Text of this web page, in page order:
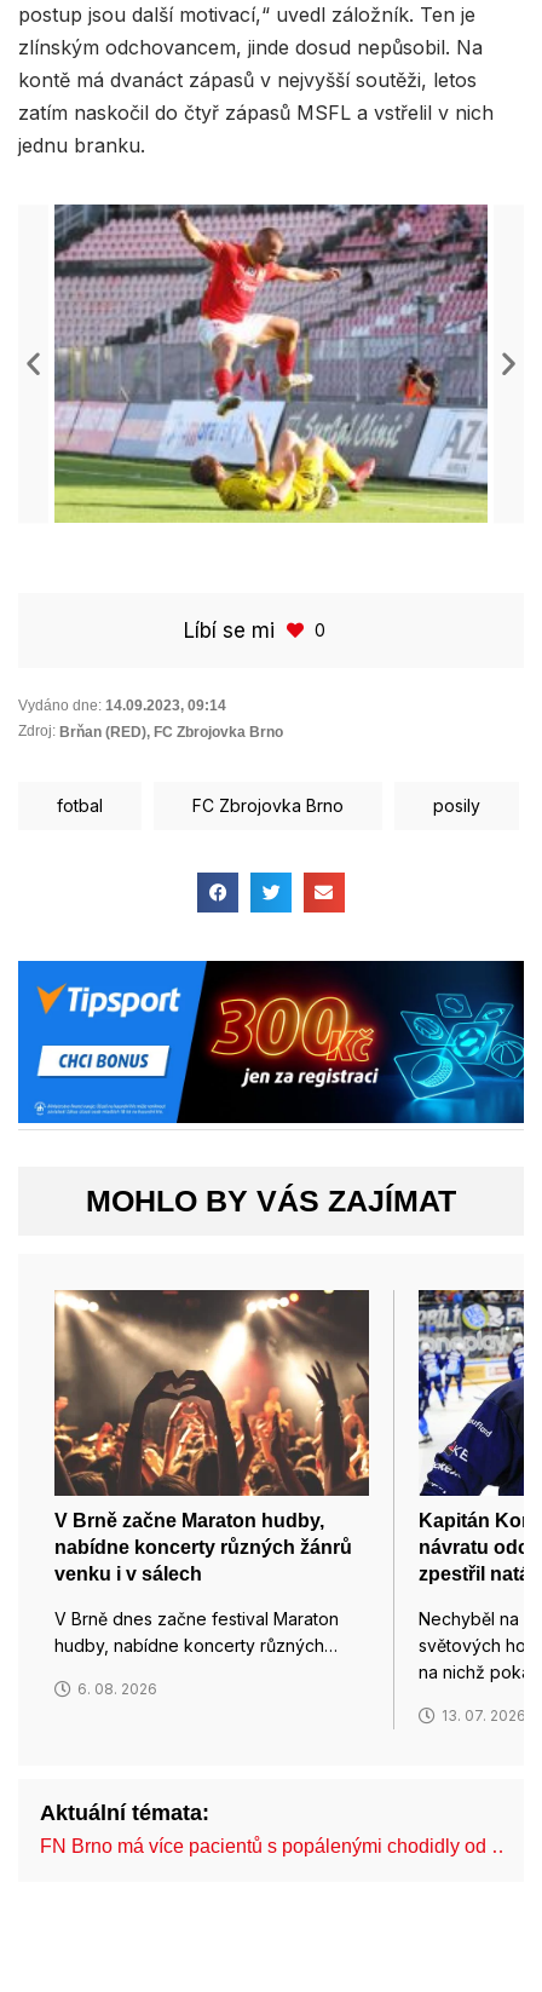
postup jsou další motivací,“ uvedl záložník. Ten je
zlínským odchovancem, jinde dosud nepůsobil. Na
kontě má dvanáct zápasů v nejvyšší soutěži, letos
zatím naskočil do čtyř zápasů MSFL a vstřelil v nich
jednu branku.
Líbí se mi 0
Vydáno dne: 14.09.2023, 09:14
Zdroj: Brňan (RED), FC Zbrojovka Brno
fotbal FC Zbrojovka Brno posily
MOHLO BY VÁS ZAJÍMAT
V Brně začne Maraton hudby,
nabídne koncerty různých žánrů
venku i v sálech
V Brně dnes začne festival Maraton
hudby, nabídne koncerty různých…
6. 08. 2026
Kapitán
návratu
zpestřil
Nechyběl na
světových
na nichž
13. 07. 2026
Aktuální témata:
FN Brno má více pacientů s popálenými chodidly od …